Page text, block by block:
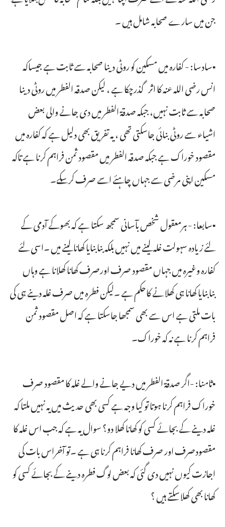
جن میں سارے صحابہ شامل ہیں ۔
▪سادسا: - کفارہ میں مسکین کو روٹی دینا صحابہ سے ثابت ہے جیساکہ
انس رضی اللہ عنہ کا اثر گذرچکا ہے ، لیکن صدقہ الفطر میں روٹی دینا
صحابہ سے ثابت نہیں، جبکہ صدقۃ الفطر میں دی جانے والی بعض
اشیاء سے روٹی بنائی جاسکتی تھی ، یہ تفریق بھی دلیل ہے کہ کفارہ میں
مقصود خوراک ہے جبکہ صدقہ الفطر میں مقصود ثمن فراہم کرنا ہے تاکہ
مسکین اپنی مرضی سے جہاں چاہئے اسے صرف کرسکے۔
▪سابعا: - ہرمعقول شخص بآسانی سمجھ سکتا ہے کہ بھوکے آدمی کے
لئے زیادہ سہولت غلہ لینے میں نہیں بلکہ بنابنایا کھانا لینے میں ۔اسی لئے
کفارہ وغیرہ میں جہاں مقصود صرف اورصرف کھانا کھلانا ہے وہاں
بنابنایا کھانا ہی کھلانے کاحکم ہے ۔لیکن فطرہ میں صرف غلہ دینے ہی کی
بات ملتی ہے اس سے بھی سمجھا جاسکتا ہے کہ اصل مقصود ثمن
فراہم کرنا ہے نہ کہ خوراک۔
▪ثامنا: -اگر صدقۃ الفطر میں دیے جانے والے غلہ کا مقصود صرف
خوراک فراہم کرنا ہوتا تو کیا وجہ ہے کسی بھی حدیث میں یہ نہیں ملتا کہ
غلہ دینے کے بجائے کسی کو کھانا کھلا دو؟ سوال یہ ہے کہ جب اس غلہ کا
مقصودصرف اور صرف کھانا فراہم کرنا ہی ہے ۔تو آخراس بات کی
اجازت کیوں نہیں دی گئی کہ بعض لوگ فطرہ دینے کے بجائے کسی کو
کھانا بھی کھلاسکتے ہیں ؟